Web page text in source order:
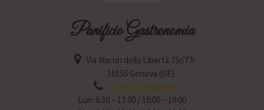
Panificio Gastronomia
Via Martiri della Libertà 75r/77r
16156 Genova (GE)
+39 010 0992460
Lun: 6:30 – 13:00 / 16:00 – 19:00